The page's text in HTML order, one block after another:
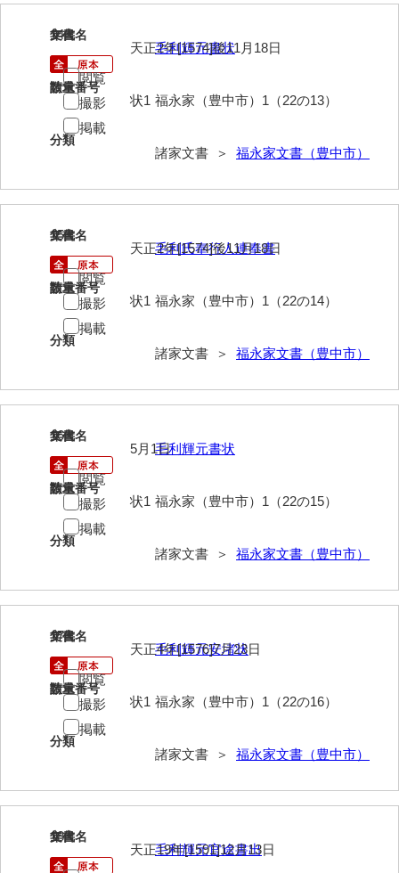
金子家文書
兼重家文書
兼田家文書
上村家文書
上矢田井手文書
賀屋家文書
河北家文書
河崎家文書
河崎家文書（旧神代村）
河野英男収集資料
神田一・二宮関係文書
木梨家文書
木原家文書
木部家文書
木村家文書
木村家文書（山口市）
清川家文書
14
文書名
毛利輝元書状
請求番号
福永家（豊中市）1（22の13）
分類
諸家文書 ＞ 福永家文書（豊中市）
年代
天正2年[1574]後11月18日
数量
状1
閲覧
撮影
掲載
15
文書名
毛利氏奉行人連奉書
請求番号
福永家（豊中市）1（22の14）
分類
諸家文書 ＞ 福永家文書（豊中市）
年代
天正2年[1574]後11月18日
数量
状1
閲覧
撮影
掲載
16
文書名
毛利輝元書状
請求番号
福永家（豊中市）1（22の15）
分類
諸家文書 ＞ 福永家文書（豊中市）
年代
5月1日
数量
状1
閲覧
撮影
掲載
17
文書名
毛利輝元安堵状
請求番号
福永家（豊中市）1（22の16）
分類
諸家文書 ＞ 福永家文書（豊中市）
年代
天正4年[1576]7月23日
数量
状1
閲覧
撮影
掲載
18
文書名
毛利輝元官途書出
年代
天正19年[1591]12月13日